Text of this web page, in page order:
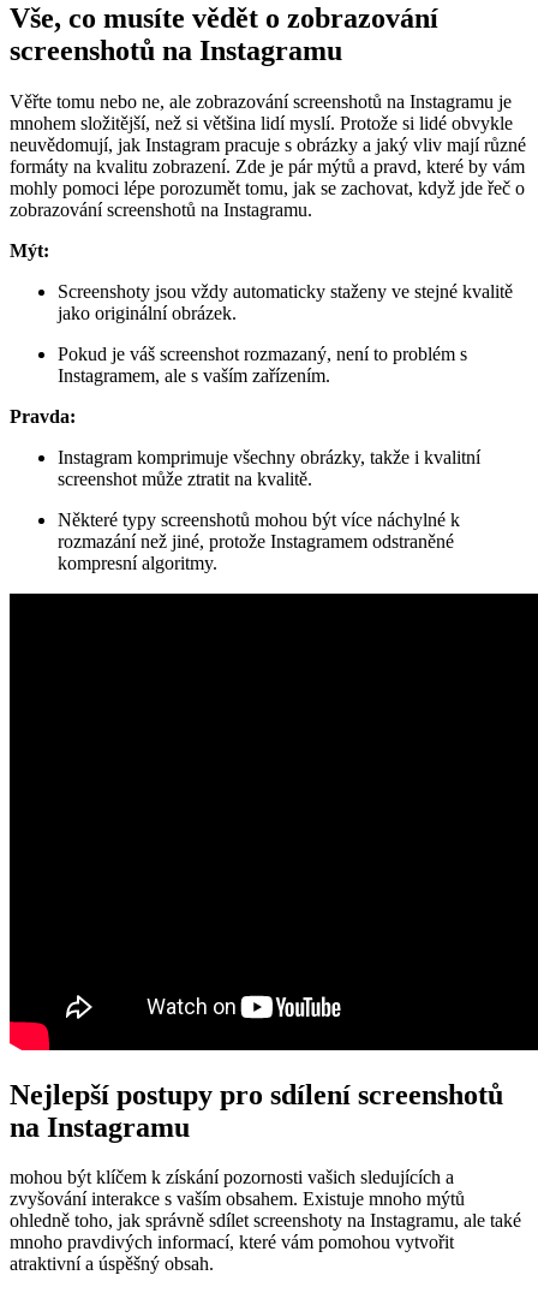
Vše, co musíte vědět o zobrazování
screenshotů na Instagramu
Věřte tomu nebo ne, ale zobrazování screenshotů na Instagramu je
mnohem složitější, než si většina lidí myslí. Protože si lidé obvykle
neuvědomují, jak Instagram pracuje s obrázky a jaký vliv mají různé
formáty na kvalitu zobrazení. Zde je pár mýtů a pravd, které by vám
mohly pomoci lépe porozumět tomu, jak se zachovat, když jde řeč o
zobrazování screenshotů na Instagramu.
Mýt:
Screenshoty jsou vždy automaticky staženy ve stejné kvalitě
jako originální obrázek.
Pokud je váš screenshot rozmazaný, není to problém s
Instagramem, ale s vaším zařízením.
Pravda:
Instagram komprimuje všechny obrázky, takže i kvalitní
screenshot může ztratit na kvalitě.
Některé typy screenshotů mohou být více náchylné k
rozmazání než jiné, protože Instagramem odstraněné
kompresní algoritmy.
Nejlepší postupy pro sdílení screenshotů
na Instagramu
mohou být klíčem k získání pozornosti vašich sledujících a
zvyšování interakce s vaším obsahem. Existuje mnoho mýtů
ohledně toho, jak správně sdílet screenshoty na Instagramu, ale také
mnoho pravdivých informací, které vám pomohou vytvořit
atraktivní a úspěšný obsah.